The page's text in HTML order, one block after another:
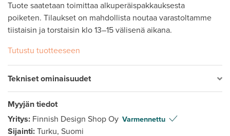
Tuote saatetaan toimittaa alkuperäispakkauksesta
poiketen. Tilaukset on mahdollista noutaa varastoltamme
tiistaisin ja torstaisin klo 13–15 välisenä aikana.
Tutustu tuotteeseen
Tekniset ominaisuudet
Myyjän tiedot
Yritys: Finnish Design Shop Oy Varmennettu
Sijainti: Turku, Suomi